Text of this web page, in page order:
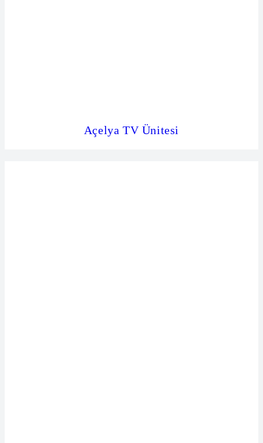
Açelya TV Ünitesi